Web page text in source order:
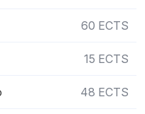
60 ECTS
15 ECTS
48 ECTS